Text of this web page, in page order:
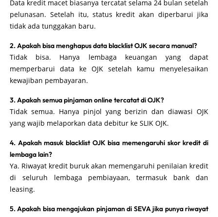
Data kredit macet biasanya tercatat selama 24 bulan setelah
pelunasan. Setelah itu, status kredit akan diperbarui jika
tidak ada tunggakan baru.
2. Apakah bisa menghapus data blacklist OJK secara manual?
Tidak bisa. Hanya lembaga keuangan yang dapat
memperbarui data ke OJK setelah kamu menyelesaikan
kewajiban pembayaran.
3. Apakah semua pinjaman online tercatat di OJK?
Tidak semua. Hanya pinjol yang berizin dan diawasi OJK
yang wajib melaporkan data debitur ke SLIK OJK.
4. Apakah masuk blacklist OJK bisa memengaruhi skor kredit di
lembaga lain?
Ya. Riwayat kredit buruk akan memengaruhi penilaian kredit
di seluruh lembaga pembiayaan, termasuk bank dan
leasing.
5. Apakah bisa mengajukan pinjaman di SEVA jika punya riwayat